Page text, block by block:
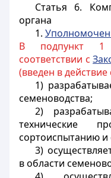
Статья 6.
органа
1.
В подпункт 1
соответствии с
(введен в действие
1)
семеноводства;
2)
технические
сортоиспытанию и
3)
в области